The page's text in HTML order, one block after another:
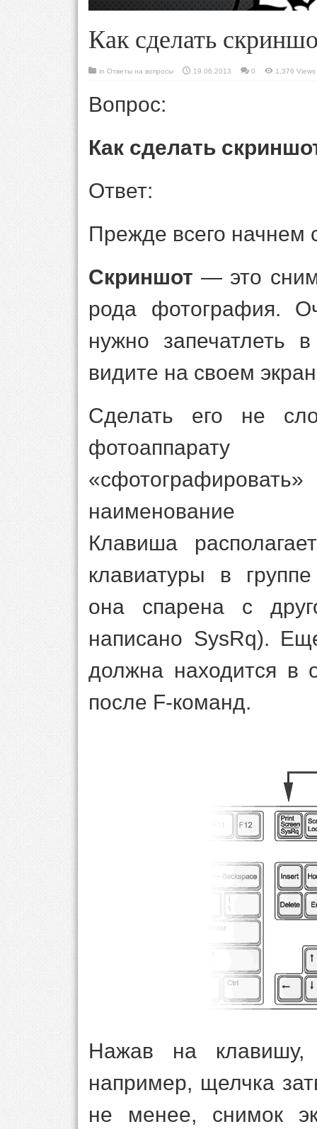
Как сделать
in Ответы на вопросы 19.06.2013 0 1,376 Views
Вопрос:
Как сделать
Ответ:
Прежде всего начнем
Скриншот — это
рода фотография.
нужно запечатлеть
видите на своем
Сделать его не
Клавиша
клавиатуры в
она спарена с
написано SysRq).
должна находится в
после F-команд.
Нажав на клавишу,
например, щелчка
не менее, снимок